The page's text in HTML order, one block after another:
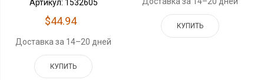
Артикул: 1532605
$44.94
Доставка за 14–20 дней
КУПИТЬ
КУПИТЬ